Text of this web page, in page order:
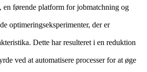
en førende platform for jobmatchning og
optimeringseksperimenter, der er
Dette har resulteret i en reduktion
ved at automatisere processer for at øge